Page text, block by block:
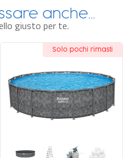
anche…
giusto per te.
Solo pochi rimasti